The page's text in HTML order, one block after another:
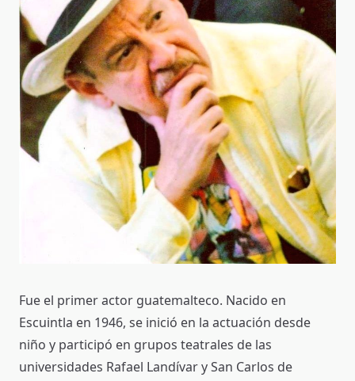
Fue el primer actor guatemalteco. Nacido en
Escuintla en 1946, se inició en la actuación desde
niño y participó en grupos teatrales de las
universidades Rafael Landívar y San Carlos de